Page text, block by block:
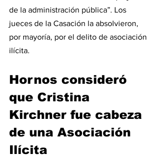
de la administración pública”. Los
jueces de la Casación la absolvieron,
por mayoría, por el delito de asociación
ilícita.
Hornos consideró
que Cristina
Kirchner fue cabeza
de una Asociación
Ilícita